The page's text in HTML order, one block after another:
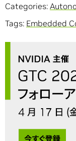
Categories:
Tags: Embedded